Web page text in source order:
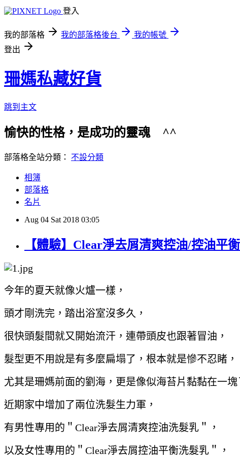
登入
我的部落格 我的部落格後台
我的帳號
登出
珊媽私藏好貨
跳到主文
愉快的性格，是成功的靈魂
部落格全站分類： 不設分類
相簿
部落格
名片
Aug 04 Sat 2018 03:05
【體驗】Clear淨去屑清爽控油/控油
今年的夏天就像火爐一樣，
頭才剛洗完，踏出浴室沒多久，
很快頭髮間就又開始流汗，連帶頭皮也跟著冒油，
髮型更不用說是有多麼扁塌了，根本就是慘不忍睹，
尤其是珊媽前面的劉海，更是像似海苔片黏黏在一塊
近期家中增加了兩位洗髮生力軍，
有男性專用的＂Clear淨去屑清爽控油洗髮乳＂，
以及女性專用的＂Clear淨去屑控油平衡洗髮乳＂，